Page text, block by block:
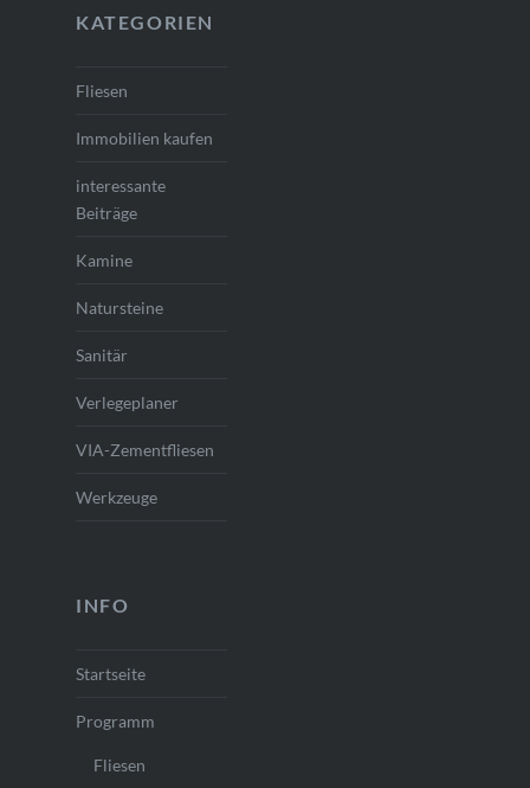
KATEGORIEN
Fliesen
Immobilien kaufen
interessante
Beiträge
Kamine
Natursteine
Sanitär
Verlegeplaner
VIA-Zementfliesen
Werkzeuge
INFO
Startseite
Programm
Fliesen